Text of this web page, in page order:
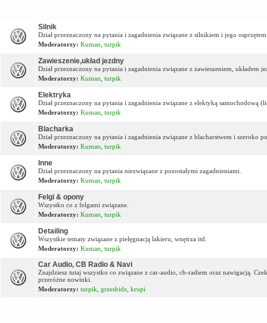
Silnik
Dział przeznaczony na pytania i zagadnienia związane z silnikiem i jego
Moderatorzy: Kuman turpik
Zawieszenie,układ jezdny
Dział przeznaczony na pytania i zagadnienia związane z zawieszeniem, układem
Moderatorzy: Kuman turpik
Elektryka
Dział przeznaczony na pytania i zagadnienia związane z elektyką samochodową
Moderatorzy: Kuman turpik
Blacharka
Dział przeznaczony na pytania i zagadnienia związane z blacharstwem i szeroko
Moderatorzy: Kuman turpik
Inne
Dział przeznaczony na pytania niezwiązane z pozostałymi zagadnieniami.
Moderatorzy: Kuman turpik
Felgi & opony
Wszystko co z felgami związane.
Moderatorzy: Kuman turpik
Detailing
Wszystkie tematy związane z pielęgnacją lakieru, wnętrza itd.
Moderatorzy: Kuman turpik
Car Audio, CB Radio & Navi
Znajdziesz tutaj wszystko co związane z car-audio, cb-radiem oraz nawigacją.
przeróżne nowinki.
Moderatorzy: turpik grzesbidz krupi